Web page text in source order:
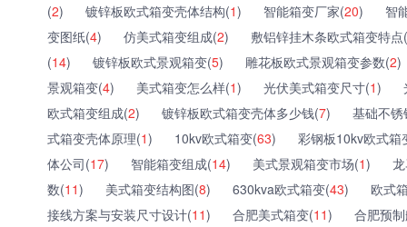
(2) 镀锌板欧式箱变壳体结构(1) 智能箱变厂家(20)
智
变图纸(4) 仿美式箱变组成(2)
敷铝锌挂木条欧式箱变特点(
(14) 镀锌板欧式景观箱变(5) 雕花板欧式景观箱变参数(2)
景观箱变(4) 美式箱变怎么样(1) 光伏美式箱变尺寸(1)
欧式箱变组成(2) 镀锌板欧式箱变壳体多少钱(7)
基础不
式箱变壳体原理(1) 10kv欧式箱变(63)
彩钢板10kv欧式箱
体公司(17) 智能箱变组成(14) 美式景观箱变市场(1)
数(11) 美式箱变结构图(8) 630kva欧式箱变(43)
欧式
接线方案与安装尺寸设计(11) 合肥美式箱变(11)
合肥预